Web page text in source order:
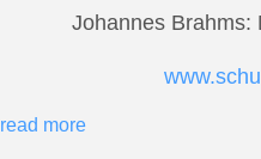
Johannes Brahms:
read more